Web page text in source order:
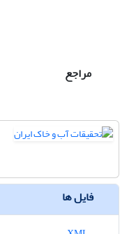
مراجع
فایل ها